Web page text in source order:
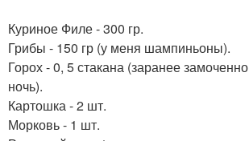
Куриное Филе - 300 гр.
Грибы - 150 гр (у меня шампиньоны).
Горох - 0, 5 стакана (заранее
ночь).
Картошка - 2 шт.
Морковь - 1 шт.